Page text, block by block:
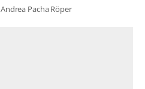
Andrea Pacha Röper